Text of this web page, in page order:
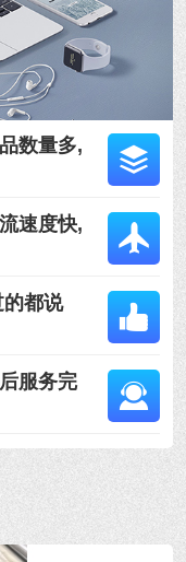
数量多,
速度快,
都说
服务完